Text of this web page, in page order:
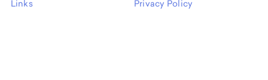
Links
Privacy Policy